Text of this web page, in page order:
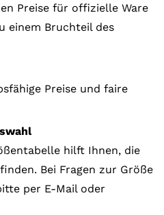
Preise für offizielle Ware
einem Bruchteil des
Preise und faire
hilft Ihnen, die
Bei Fragen zur Größe
per E-Mail oder